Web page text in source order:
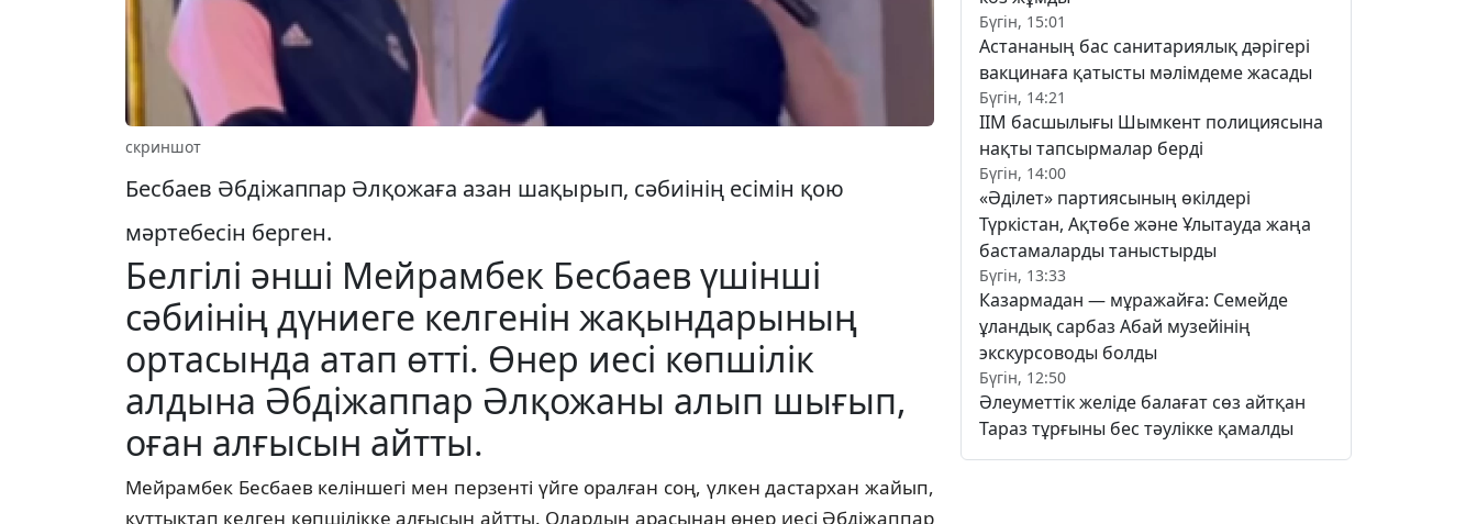
скриншот
Бесбаев Әбдіжаппар Әлқожаға азан шақырып, сәбиінің есімін қою
мәртебесін берген.
Белгілі әнші Мейрамбек Бесбаев үшінші
сәбиінің дүниеге келгенін жақындарының
ортасында атап өтті. Өнер иесі көпшілік
алдына Әбдіжаппар Әлқожаны алып шығып,
оған алғысын айтты.
Мейрамбек Бесбаев келіншегі мен перзенті үйге оралған соң, үлкен дастархан жайып,
құттықтап келген көпшілікке алғысын айтты. Олардың арасынан өнер иесі Әбдіжаппар
Бүгін, 15:01
Астананың бас санитариялық дәрігері
вакцинаға қатысты мәлімдеме жасады
Бүгін, 14:21
ІІМ басшылығы Шымкент полициясына
нақты тапсырмалар берді
Бүгін, 14:00
«Әділет» партиясының өкілдері
Түркістан, Ақтөбе және Ұлытауда жаңа
бастамаларды таныстырды
Бүгін, 13:33
Казармадан — мұражайға: Семейде
ұландық сарбаз Абай музейінің
экскурсоводы болды
Бүгін, 12:50
Әлеуметтік желіде балағат сөз айтқан
Тараз тұрғыны бес тәулікке қамалды